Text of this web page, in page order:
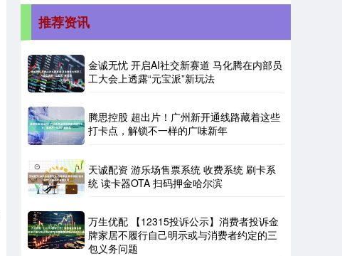
推荐资讯
金诚无忧 开启AI社交新赛道 马化腾在内部员
工大会上透露“元宝派”新玩法
腾思控股 超出片！广州新开通线路藏着这些
打卡点，解锁不一样的广味新年
天诚配资 游乐场售票系统 收费系统 刷卡系
统 读卡器OTA 扫码押金哈尔滨
万生优配 【12315投诉公示】消费者投诉金
牌家居不履行自己明示或与消费者约定的三
包义务问题